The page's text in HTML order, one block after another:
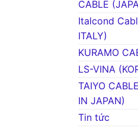
CABLE
Italcond
ITALY)
KURAMO
LS-VINA
TAIYO
IN JAPAN)
Tin tức